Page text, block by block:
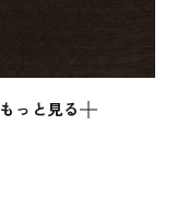
もっと見る